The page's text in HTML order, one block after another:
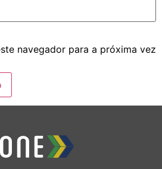
navegador para a próxima vez